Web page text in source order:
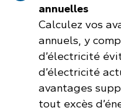
annuelles
Calculez vos
annuels, y
d’électricité
d’électricité
avantages
tout excès